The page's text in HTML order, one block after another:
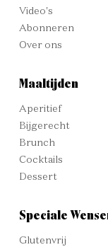
Video's
Abonneren
Over ons
Maaltijden
Aperitief
Bijgerecht
Brunch
Cocktails
Dessert
Speciale
Glutenvrij